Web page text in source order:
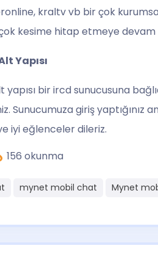
kraltv vb bir çok
kesime hitap etmeye devam
Yapısı
yapısı bir ircd sunucusuna
Sunucumuza giriş yaptığınız
iyi eğlenceler dileriz.
156 okunma
mynet mobil chat Mynet